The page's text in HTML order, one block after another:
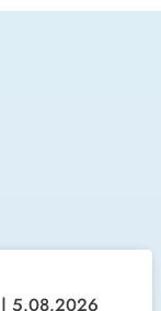
5.08.2026